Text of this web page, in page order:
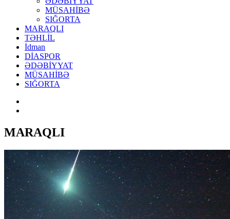
MÜSAHİBƏ
SIĞORTA
MARAQLI
TƏHLİL
İdman
DİASPOR
ƏDƏBİYYAT
MÜSAHİBƏ
SIĞORTA
MARAQLI